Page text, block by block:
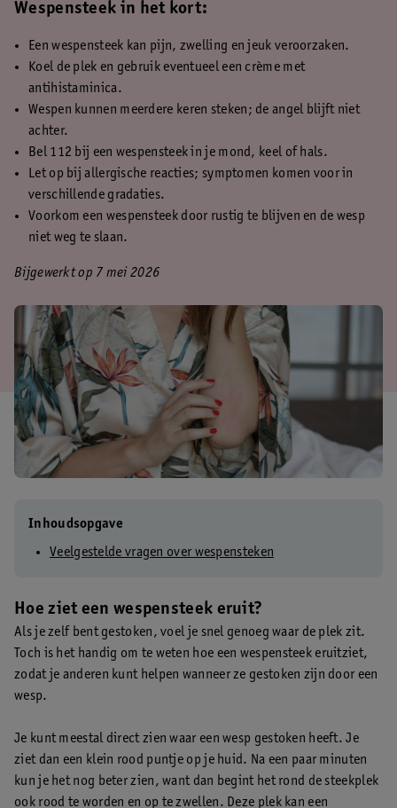
Wespensteek in het kort:
Een wespensteek kan pijn, zwelling en jeuk veroorzaken.
Koel de plek en gebruik eventueel een crème met
antihistaminica.
Wespen kunnen meerdere keren steken; de angel blijft niet
achter.
Bel 112 bij een wespensteek in je mond, keel of hals.
Let op bij allergische reacties; symptomen komen voor in
verschillende gradaties.
Voorkom een wespensteek door rustig te blijven en de wesp
niet weg te slaan.
Bijgewerkt op 7 mei 2026
Inhoudsopgave
Veelgestelde vragen over wespensteken
Hoe ziet een wespensteek eruit?
Als je zelf bent gestoken, voel je snel genoeg waar de plek zit.
Toch is het handig om te weten hoe een wespensteek eruitziet,
zodat je anderen kunt helpen wanneer ze gestoken zijn door een
wesp.
Je kunt meestal direct zien waar een wesp gestoken heeft. Je
ziet dan een klein rood puntje op je huid. Na een paar minuten
kun je het nog beter zien, want dan begint het rond de steekplek
ook rood te worden en op te zwellen. Deze plek kan een